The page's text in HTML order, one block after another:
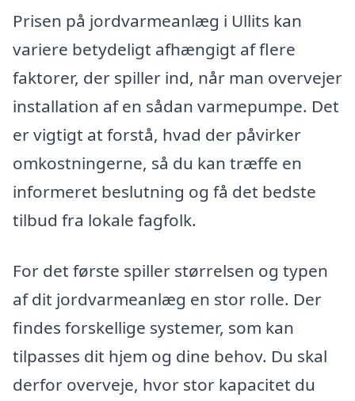
Prisen på jordvarmeanlæg i Ullits kan
variere betydeligt afhængigt af flere
faktorer, der spiller ind, når man overvejer
installation af en sådan varmepumpe. Det
er vigtigt at forstå, hvad der påvirker
omkostningerne, så du kan træffe en
informeret beslutning og få det bedste
tilbud fra lokale fagfolk.
For det første spiller størrelsen og typen
af dit jordvarmeanlæg en stor rolle. Der
findes forskellige systemer, som kan
tilpasses dit hjem og dine behov. Du skal
derfor overveje, hvor stor kapacitet du